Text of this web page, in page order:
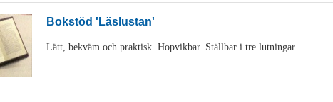
Bokstöd 'Läslustan'
Lätt, bekväm och praktisk. Hopvikbar. Ställbar i tre lutningar.